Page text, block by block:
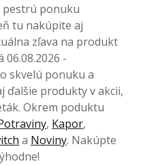
pestrú ponuku
tu nakúpite aj
zľava na produkt
-
skvelú ponuku a
ďalšie produkty v akcii,
Okrem poduktu
, Kapor,
a Noviny. Nakúpte